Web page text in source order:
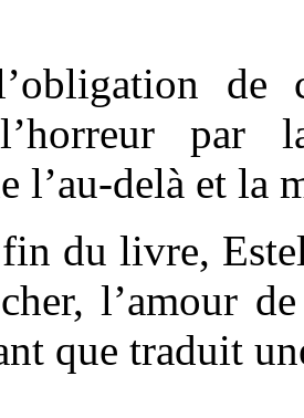
de
par
l’au-delà et la
du livre,
l’amour
que traduit